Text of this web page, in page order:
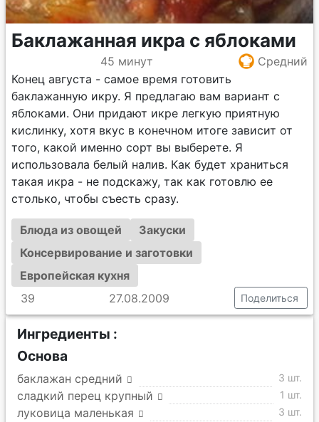
Баклажанная икра с яблоками
45 минут
Средний
Конец августа - самое время готовить
баклажанную икру. Я предлагаю вам вариант с
яблоками. Они придают икре легкую приятную
кислинку, хотя вкус в конечном итоге зависит от
того, какой именно сорт вы выберете. Я
использовала белый налив. Как будет храниться
такая икра - не подскажу, так как готовлю ее
столько, чтобы съесть сразу.
Блюда из овощей
Закуски
Консервирование и заготовки
Европейская кухня
39
27.08.2009 Поделиться
Ингредиенты :
Основа
баклажан средний 3 шт.
сладкий перец крупный 1 шт.
луковица маленькая 3 шт.